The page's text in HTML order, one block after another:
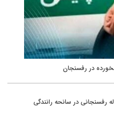
در رفسنجان